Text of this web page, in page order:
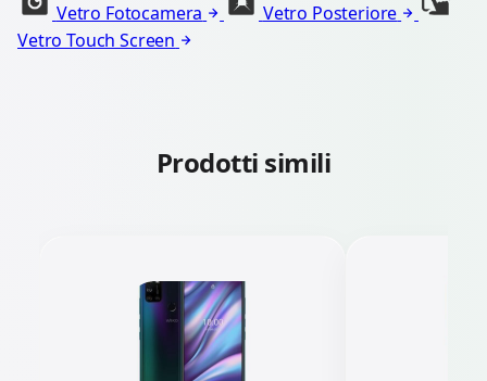
Vetro Fotocamera
Vetro Posteriore
Vetro Touch Screen
Prodotti simili